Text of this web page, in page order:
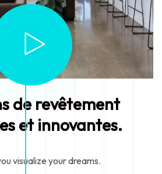
de revêtement
et innovantes.
visualize your dreams.